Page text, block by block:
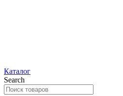
Каталог
Search